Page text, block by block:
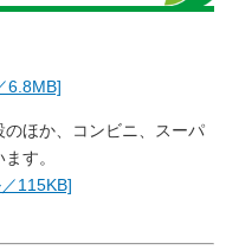
6.8MB]
のほか、コンビニ、スーパ
す。
115KB]